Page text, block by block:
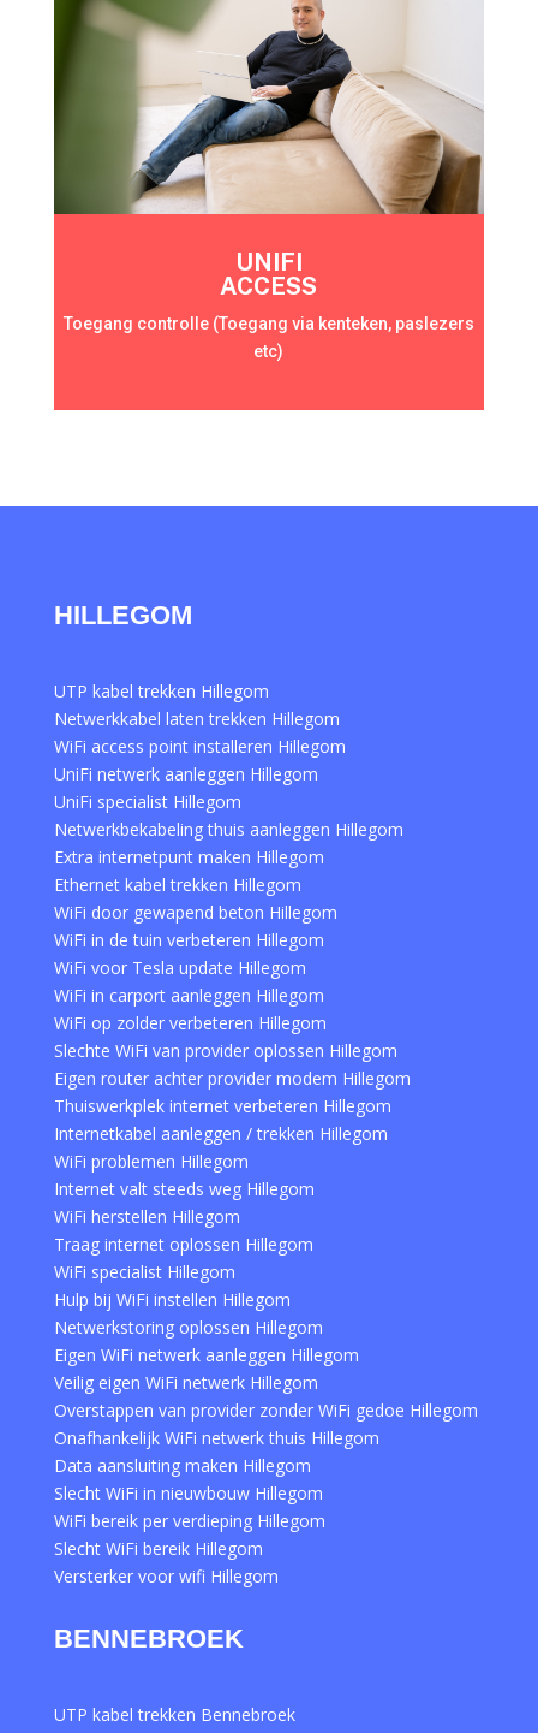
UNIFI
ACCESS
Toegang controlle (Toegang via kenteken, paslezers
etc)
HILLEGOM
UTP kabel trekken Hillegom
Netwerkkabel laten trekken Hillegom
WiFi access point installeren Hillegom
UniFi netwerk aanleggen Hillegom
UniFi specialist Hillegom
Netwerkbekabeling thuis aanleggen Hillegom
Extra internetpunt maken Hillegom
Ethernet kabel trekken Hillegom
WiFi door gewapend beton Hillegom
WiFi in de tuin verbeteren Hillegom
WiFi voor Tesla update Hillegom
WiFi in carport aanleggen Hillegom
WiFi op zolder verbeteren Hillegom
Slechte WiFi van provider oplossen Hillegom
Eigen router achter provider modem Hillegom
Thuiswerkplek internet verbeteren Hillegom
Internetkabel aanleggen / trekken Hillegom
WiFi problemen Hillegom
Internet valt steeds weg Hillegom
WiFi herstellen Hillegom
Traag internet oplossen Hillegom
WiFi specialist Hillegom
Hulp bij WiFi instellen Hillegom
Netwerkstoring oplossen Hillegom
Eigen WiFi netwerk aanleggen Hillegom
Veilig eigen WiFi netwerk Hillegom
Overstappen van provider zonder WiFi gedoe Hillegom
Onafhankelijk WiFi netwerk thuis Hillegom
Data aansluiting maken Hillegom
Slecht WiFi in nieuwbouw Hillegom
WiFi bereik per verdieping Hillegom
Slecht WiFi bereik Hillegom
Versterker voor wifi Hillegom
BENNEBROEK
UTP kabel trekken Bennebroek